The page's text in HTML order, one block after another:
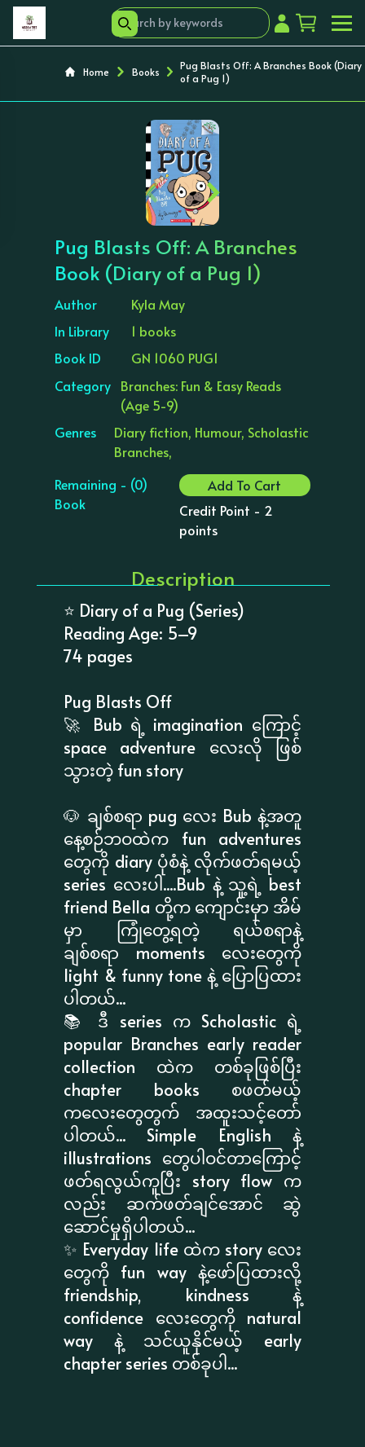
Home Books
Pug Blasts Off: A Branches Book (Diary
of a Pug 1)
‹ ›
Pug Blasts Off: A Branches
Book (Diary of a Pug 1)
Author
Kyla May
In Library
1 books
Book ID
GN 1060 PUG1
Category Branches: Fun & Easy Reads
(Age 5-9)
Genres
Diary fiction, Humour, Scholastic
Branches,
Remaining - (0)
Book
Add To Cart
Credit Point - 2
points
Description
⭐ Diary of a Pug (Series)
Reading Age: 5–9
74 pages
Pug Blasts Off
🚀 Bub ရဲ့ imagination ကြောင့်
space adventure လေးလို ဖြစ်
သွားတဲ့ fun story
🐶 ချစ်စရာ pug လေး Bub နဲ့အတူ
နေ့စဉ်ဘဝထဲက fun adventures
တွေကို diary ပုံစံနဲ့ လိုက်ဖတ်ရမယ့်
series လေးပါ....Bub နဲ့ သူ့ရဲ့ best
friend Bella တို့က ကျောင်းမှာ အိမ်
မှာ ကြုံတွေ့ရတဲ့ ရယ်စရာနဲ့
ချစ်စရာ moments လေးတွေကို
light & funny tone နဲ့ ပြောပြထား
ပါတယ်...
📚 ဒီ series က Scholastic ရဲ့
popular Branches early reader
collection ထဲက တစ်ခုဖြစ်ပြီး
chapter books စဖတ်မယ့်
ကလေးတွေတွက် အထူးသင့်တော်
ပါတယ်... Simple English နဲ့
illustrations တွေပါဝင်တာကြောင့်
ဖတ်ရလွယ်ကူပြီး story flow က
လည်း ဆက်ဖတ်ချင်အောင် ဆွဲ
ဆောင်မှုရှိပါတယ်...
✨ Everyday life ထဲက story လေး
တွေကို fun way နဲ့ဖော်ပြထားလို့
friendship, kindness နဲ့
confidence လေးတွေကို natural
way နဲ့ သင်ယူနိုင်မယ့် early
chapter series တစ်ခုပါ...